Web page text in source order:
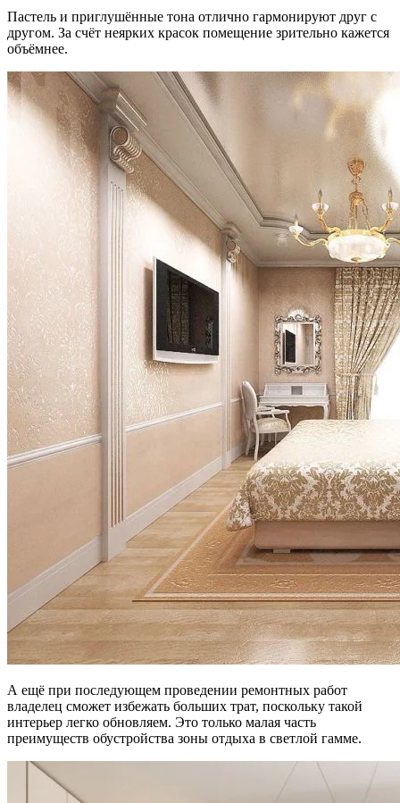
Пастель и приглушённые тона отлично гармонируют друг с
другом. За счёт неярких красок помещение зрительно кажется
объёмнее.
А ещё при последующем проведении ремонтных работ
владелец сможет избежать больших трат, поскольку такой
интерьер легко обновляем. Это только малая часть
преимуществ обустройства зоны отдыха в светлой гамме.